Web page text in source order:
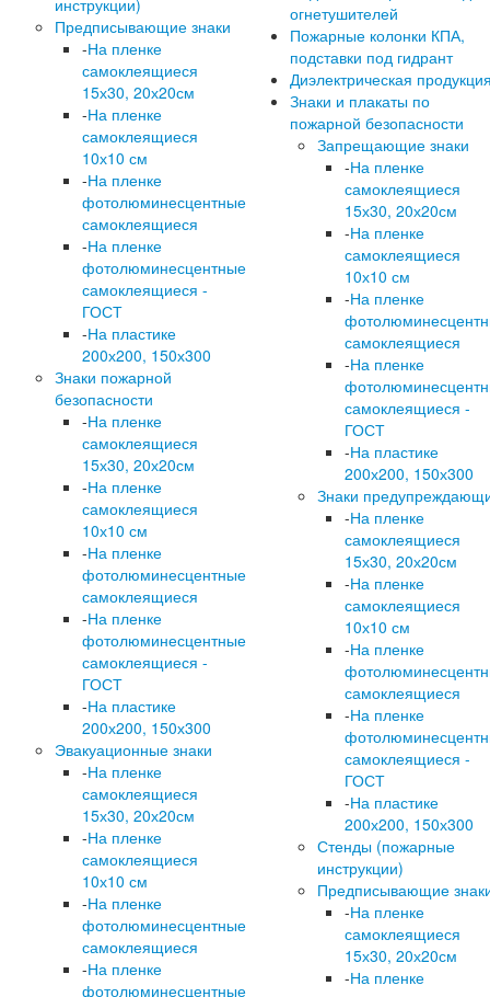
инструкции)
Предписывающие знаки
-На пленке
самоклеящиеся
15х30, 20х20см
-На пленке
самоклеящиеся
10х10 см
-На пленке
фотолюминесцентные
самоклеящиеся
-На пленке
фотолюминесцентные
самоклеящиеся -
ГОСТ
-На пластике
200х200, 150х300
Знаки пожарной
безопасности
-На пленке
самоклеящиеся
15х30, 20х20см
-На пленке
самоклеящиеся
10х10 см
-На пленке
фотолюминесцентные
самоклеящиеся
-На пленке
фотолюминесцентные
самоклеящиеся -
ГОСТ
-На пластике
200х200, 150х300
Эвакуационные знаки
-На пленке
самоклеящиеся
15х30, 20х20см
-На пленке
самоклеящиеся
10х10 см
-На пленке
фотолюминесцентные
самоклеящиеся
-На пленке
фотолюминесцентные
огнетушителей
Пожарные колонки КПА,
подставки под гидрант
Диэлектрическая
Знаки и плакаты по
пожарной безопасности
Запрещающие знаки
-На пленке
самоклеящиеся
15х30, 20х20см
-На пленке
самоклеящиеся
10х10 см
-На пленке
самоклеящиеся
-На пленке
самоклеящиеся -
ГОСТ
-На пластике
200х200, 150х300
Знаки
-На пленке
самоклеящиеся
15х30, 20х20см
-На пленке
самоклеящиеся
10х10 см
-На пленке
самоклеящиеся
-На пленке
самоклеящиеся -
ГОСТ
-На пластике
200х200, 150х300
Стенды (пожарные
инструкции)
Предписывающие
-На пленке
самоклеящиеся
15х30, 20х20см
-На пленке